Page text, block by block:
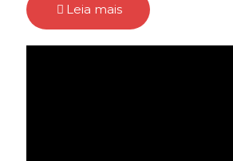
Leia mais